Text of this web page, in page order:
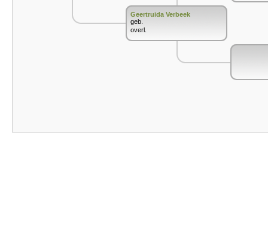
Geertruida Verbeek
geb.
overl.